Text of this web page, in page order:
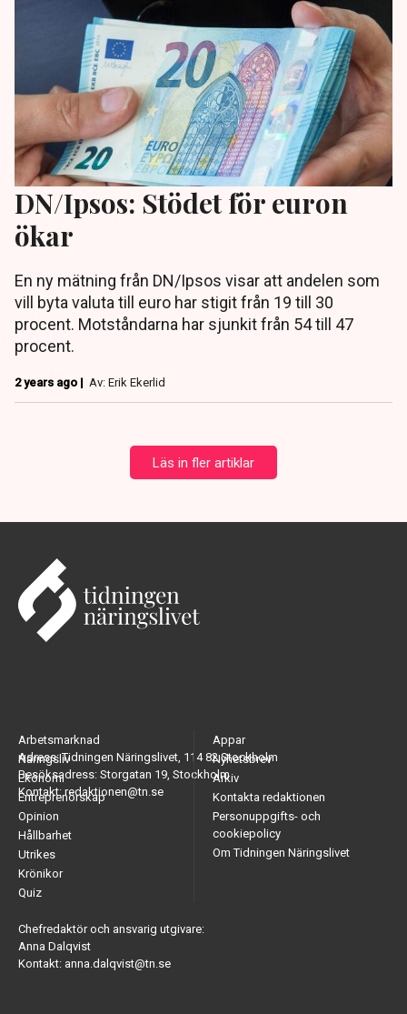
DN/Ipsos: Stödet för euron
ökar
En ny mätning från DN/Ipsos visar att andelen som
vill byta valuta till euro har stigit från 19 till 30
procent. Motståndarna har sjunkit från 54 till 47
procent.
2 years ago | Av: Erik Ekerlid
Läs in fler artiklar
Adress: Tidningen Näringslivet, 114 82 Stockholm
Besöksadress: Storgatan 19, Stockholm
Kontakt: redaktionen@tn.se
Arbetsmarknad
Näringsliv
Ekonomi
Entreprenörskap
Opinion
Hållbarhet
Utrikes
Krönikor
Quiz
Appar
Nyhetsbrev
Arkiv
Kontakta redaktionen
Personuppgifts- och
cookiepolicy
Om Tidningen Näringslivet
Chefredaktör och ansvarig utgivare:
Anna Dalqvist
Kontakt: anna.dalqvist@tn.se